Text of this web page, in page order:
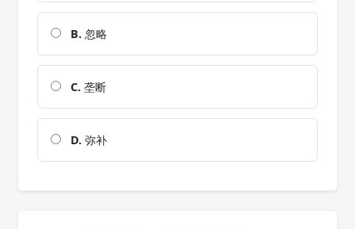
B. 忽略
C. 垄断
D. 弥补